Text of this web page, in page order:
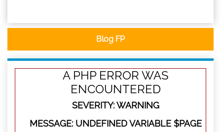
Blog FP
A PHP ERROR WAS
ENCOUNTERED
SEVERITY: WARNING
MESSAGE: UNDEFINED VARIABLE $PAGE